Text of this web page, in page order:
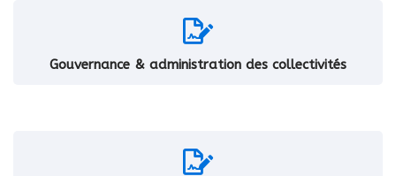
Gouvernance & administration des collectivités